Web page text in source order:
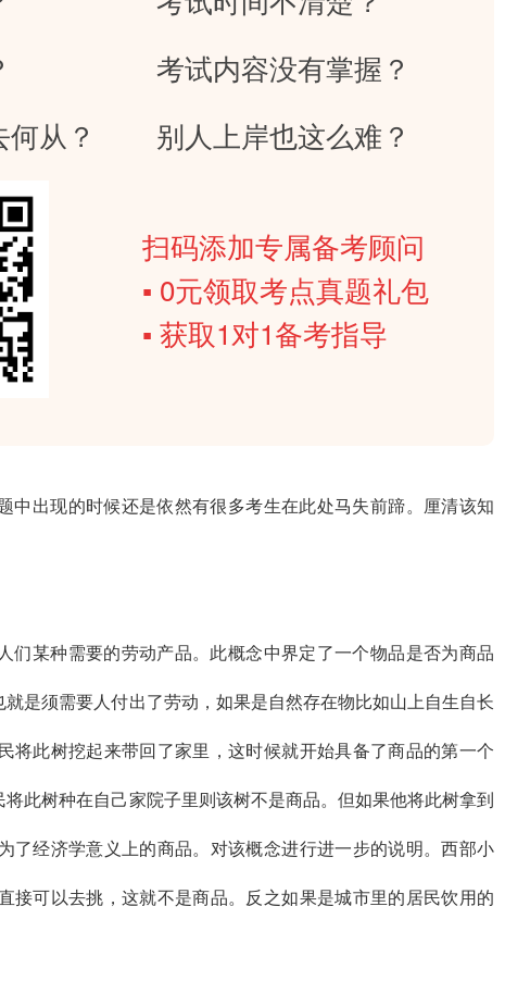
考试内容没有掌握？
从？
别人上岸也这么难？
扫码添加专属备考顾问
▪ 0元领取考点真题礼包
▪ 获取1对1备考指导
中出现的时候还是依然有很多考生在此处马失前蹄。厘清该知
们某种需要的劳动产品。此概念中界定了一个物品是否为商品
就是须需要人付出了劳动，如果是自然存在物比如山上自生自长
将此树挖起来带回了家里，这时候就开始具备了商品的第一个
此树种在自己家院子里则该树不是商品。但如果他将此树拿到
了经济学意义上的商品。对该概念进行进一步的说明。西部小
接可以去挑，这就不是商品。反之如果是城市里的居民饮用的